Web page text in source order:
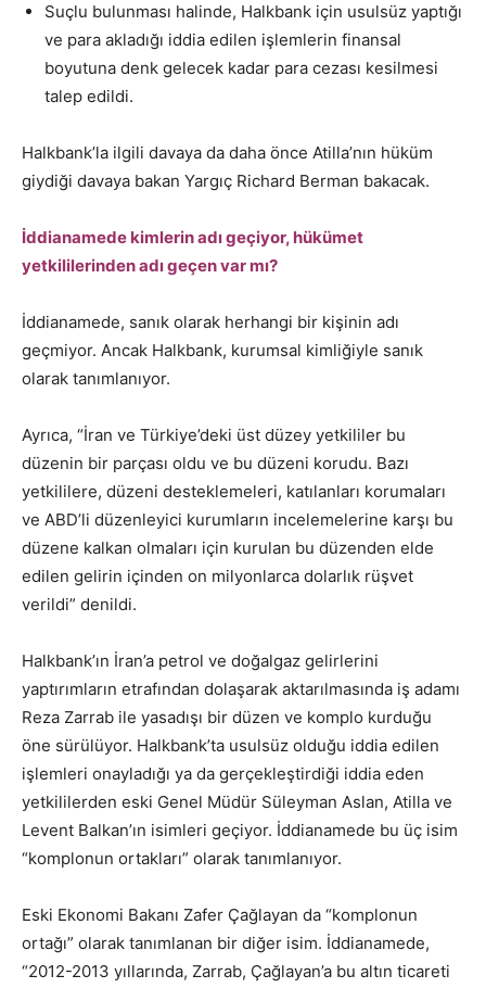
Suçlu bulunması halinde, Halkbank için usulsüz yaptığı
ve para akladığı iddia edilen işlemlerin finansal
boyutuna denk gelecek kadar para cezası kesilmesi
talep edildi.
Halkbank’la ilgili davaya da daha önce Atilla’nın hüküm
giydiği davaya bakan Yargıç Richard Berman bakacak.
İddianamede kimlerin adı geçiyor, hükümet
yetkililerinden adı geçen var mı?
İddianamede, sanık olarak herhangi bir kişinin adı
geçmiyor. Ancak Halkbank, kurumsal kimliğiyle sanık
olarak tanımlanıyor.
Ayrıca, “İran ve Türkiye’deki üst düzey yetkililer bu
düzenin bir parçası oldu ve bu düzeni korudu. Bazı
yetkililere, düzeni desteklemeleri, katılanları korumaları
ve ABD’li düzenleyici kurumların incelemelerine karşı bu
düzene kalkan olmaları için kurulan bu düzenden elde
edilen gelirin içinden on milyonlarca dolarlık rüşvet
verildi” denildi.
Halkbank’ın İran’a petrol ve doğalgaz gelirlerini
yaptırımların etrafından dolaşarak aktarılmasında iş adamı
Reza Zarrab ile yasadışı bir düzen ve komplo kurduğu
öne sürülüyor. Halkbank’ta usulsüz olduğu iddia edilen
işlemleri onayladığı ya da gerçekleştirdiği iddia eden
yetkililerden eski Genel Müdür Süleyman Aslan, Atilla ve
Levent Balkan’ın isimleri geçiyor. İddianamede bu üç isim
“komplonun ortakları” olarak tanımlanıyor.
Eski Ekonomi Bakanı Zafer Çağlayan da “komplonun
ortağı” olarak tanımlanan bir diğer isim. İddianamede,
“2012-2013 yıllarında, Zarrab, Çağlayan’a bu altın ticareti